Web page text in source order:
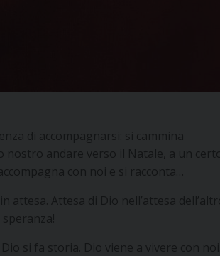
di accompagnarsi: si cammina
andare verso il Natale, a un certo
con noi e si racconta…
Attesa di Dio nell’attesa dell’altro.
si fa storia. Dio viene a vivere con noi.